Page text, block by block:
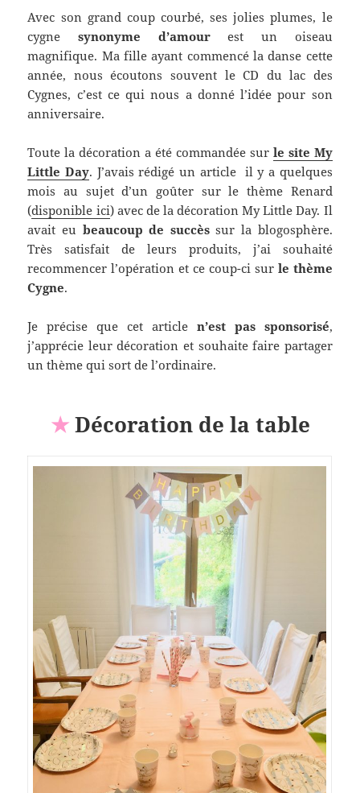
Avec son grand coup courbé, ses jolies plumes, le
cygnesynonyme d’amourest un oiseau
magnifique. Ma fille ayant commencé la danse cette
année, nous écoutons souvent le CD du lac des
Cygnes, c’est ce qui nous a donné l’idée pour son
anniversaire.
Toute la décoration a été commandée sur le site My
Little Day. J’avais rédigé un article il y a quelques
mois au sujet d’un goûter sur le thème Renard
(disponible ici) avec de la décoration My Little Day. Il
avait eu beaucoup de succèssur la blogosphère.
Très satisfait de leurs produits, j’ai souhaité
recommencer l’opération et ce coup-ci sur le thème
Cygne.
Je précise que cet article n’est pas sponsorisé,
j’apprécie leur décoration et souhaite faire partager
un thème qui sort de l’ordinaire.
★Décoration de la table